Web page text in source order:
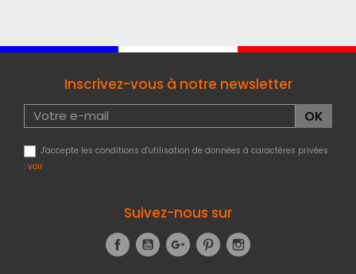
Inscrivez-vous à notre newsletter
J'accepte les conditions d'utilisation de données à caractères privées
: voir
Suivez-nous sur
FacebookYouTubeGoogle+Pinterest